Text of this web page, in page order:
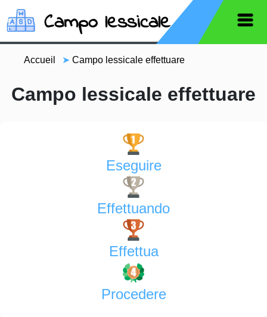
Campo lessicale
Accueil ➤ Campo lessicale effettuare
Campo lessicale effettuare
Eseguire
Effettuando
Effettua
Procedere